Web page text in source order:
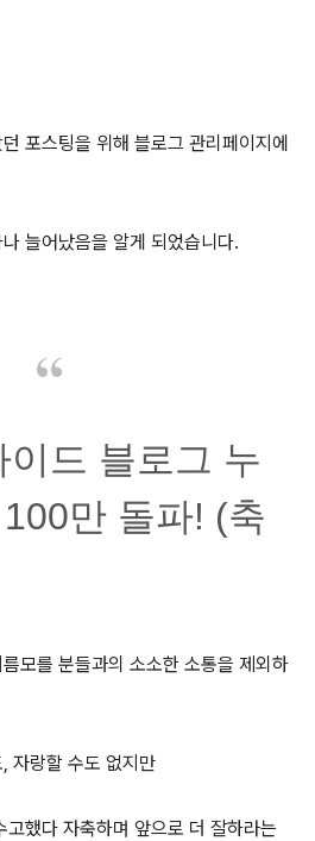
포스팅을 위해 블로그 관리페이지에
늘어났음을 알게 되었습니다.
이드 블로그 누
만 돌파! (축
모를 분들과의 소소한 소통을 제외하
자랑할 수도 없지만
고했다 자축하며 앞으로 더 잘하라는